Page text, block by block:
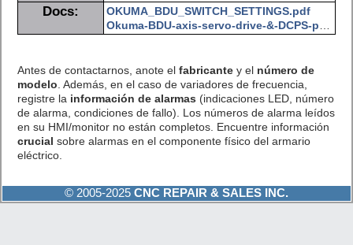
Docs:
OKUMA_BDU_SWITCH_SETTINGS.pdf
Okuma-BDU-axis-servo-drive-&-DCPS-power-supply-troubleshooting.pdf
Antes de contactarnos, anote el fabricantey el número de
modelo . Además, en el caso de variadores de frecuencia,
registre la información de alarmas (indicaciones LED, número
de alarma, condiciones de fallo). Los números de alarma leídos
en su HMI/monitor no están completos. Encuentre información
crucial sobre alarmas en el componente físico del armario
eléctrico.
© 2005-2025 CNC REPAIR & SALES INC.